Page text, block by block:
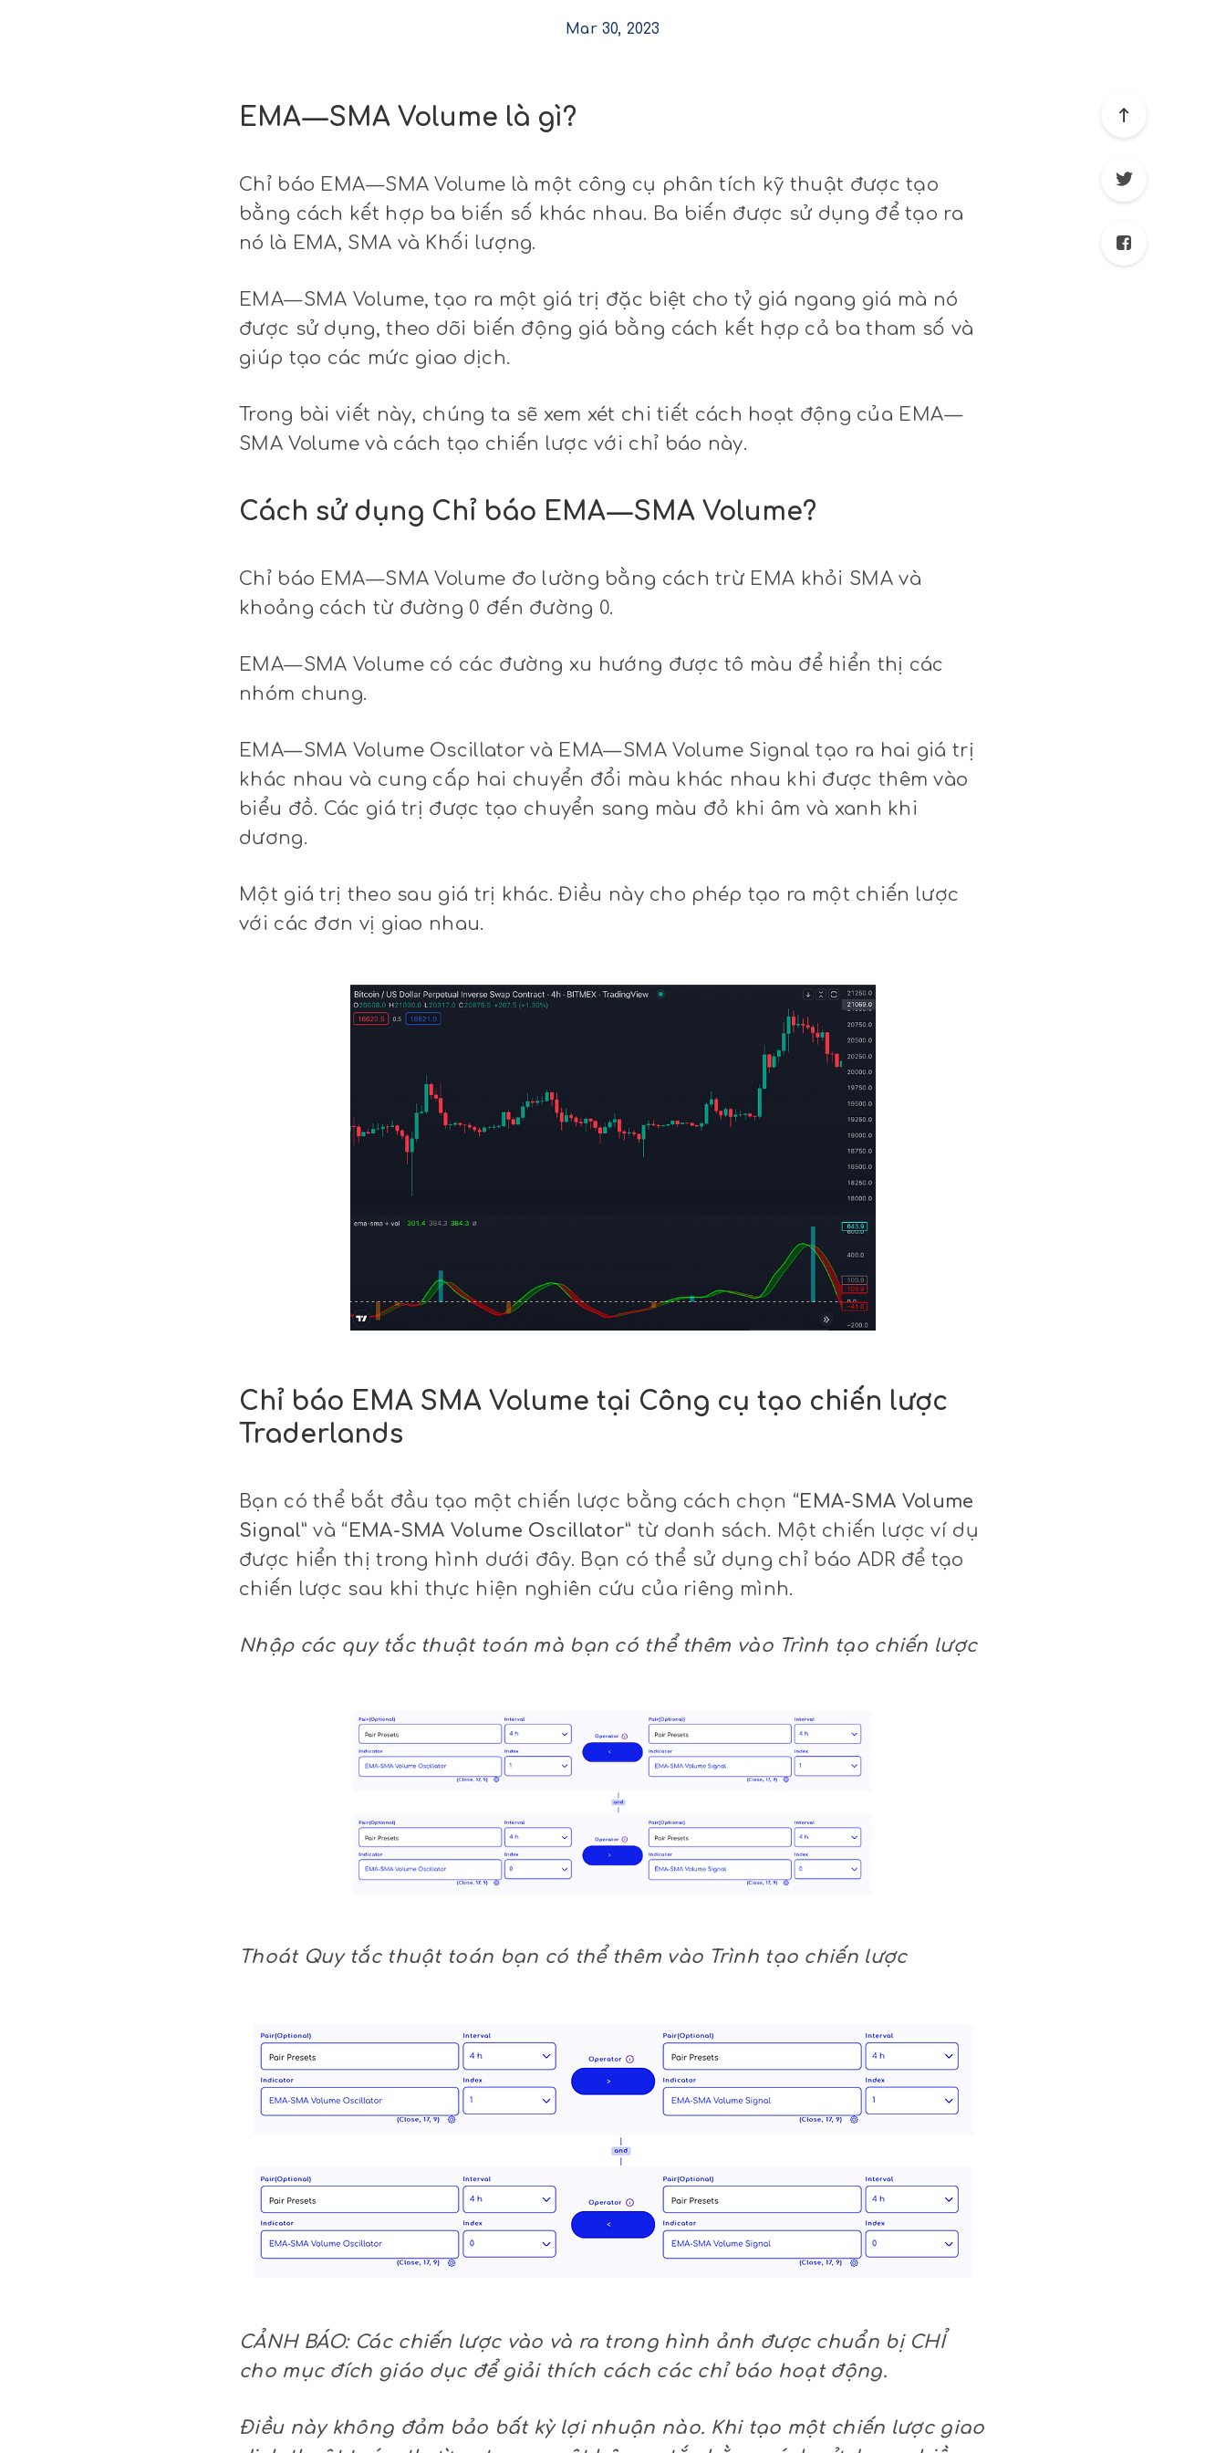
Mar 30, 2023
EMA — SMA Volume là gì?
Chỉ báo EMA — SMA Volume là một công cụ phân tích kỹ thuật được tạo
bằng cách kết hợp ba biến số khác nhau. Ba biến được sử dụng để tạo ra
nó là EMA, SMA và Khối lượng.
EMA — SMA Volume, tạo ra một giá trị đặc biệt cho tỷ giá ngang giá mà nó
được sử dụng, theo dõi biến động giá bằng cách kết hợp cả ba tham số và
giúp tạo các mức giao dịch.
Trong bài viết này, chúng ta sẽ xem xét chi tiết cách hoạt động của EMA —
SMA Volume và cách tạo chiến lược với chỉ báo này.
Cách sử dụng Chỉ báo EMA — SMA Volume?
Chỉ báo EMA — SMA Volume đo lường bằng cách trừ EMA khỏi SMA và
khoảng cách từ đường 0 đến đường 0.
EMA — SMA Volume có các đường xu hướng được tô màu để hiển thị các
nhóm chung.
EMA — SMA Volume Oscillator và EMA — SMA Volume Signal tạo ra hai giá trị
khác nhau và cung cấp hai chuyển đổi màu khác nhau khi được thêm vào
biểu đồ. Các giá trị được tạo chuyển sang màu đỏ khi âm và xanh khi
dương.
Một giá trị theo sau giá trị khác. Điều này cho phép tạo ra một chiến lược
với các đơn vị giao nhau.
Chỉ báo EMA SMA Volume tại Công cụ tạo chiến lược
Traderlands
Bạn có thể bắt đầu tạo một chiến lược bằng cách chọn “EMA-SMA Volume
Signal”và “EMA-SMA Volume Oscillator” từ danh sách. Một chiến lược ví dụ
được hiển thị trong hình dưới đây. Bạn có thể sử dụng chỉ báo ADR để tạo
chiến lược sau khi thực hiện nghiên cứu của riêng mình.
Nhập các quy tắc thuật toán mà bạn có thể thêm vào Trình tạo chiến lược
Thoát Quy tắc thuật toán bạn có thể thêm vào Trình tạo chiến lược
CẢNH BÁO: Các chiến lược vào và ra trong hình ảnh được chuẩn bị CHỈ
cho mục đích giáo dục để giải thích cách các chỉ báo hoạt động.
Điều này không đảm bảo bất kỳ lợi nhuận nào. Khi tạo một chiến lược giao